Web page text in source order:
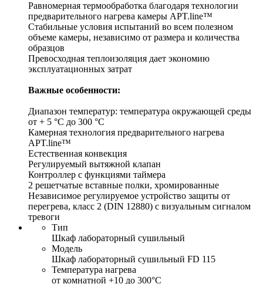
Равномерная термообработка благодаря технологии
предварительного нагрева камеры APT.line™
Стабильные условия испытаний во всем полезном
объеме камеры, независимо от размера и количества
образцов
Превосходная теплоизоляция дает экономию
эксплуатационных затрат
Важные особенности:
Диапазон температур: температура окружающей среды
от + 5 °C до 300 °C
Камерная технология предварительного нагрева
APT.line™
Естественная конвекция
Регулируемый вытяжной клапан
Контроллер с функциями таймера
2 решетчатые вставные полки, хромированные
Независимое регулируемое устройство защиты от
перегрева, класс 2 (DIN 12880) с визуальным сигналом
тревоги
Тип
Шкаф лабораторный сушильный
Модель
Шкаф лабораторный сушильный FD 115
Температура нагрева
от комнатной +10 до 300°С